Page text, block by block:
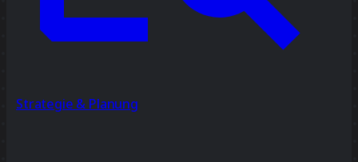
Strategie & Planung